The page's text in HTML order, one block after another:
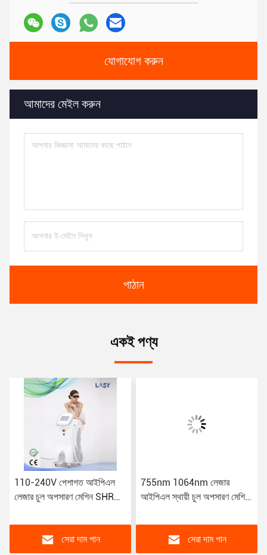
যোগাযোগ করুন
আমাদের মেইল ​​করুন
পাঠান
একই পণ্য
110-240V পেশাগত আইপিএল
লেজার চুল অপসারণ মেশিন SHR
সেরা দাম পান
755nm 1064nm লেজার
আইপিএল স্থায়ী চুল অপসারণ মেশিন
সেরা দাম পান